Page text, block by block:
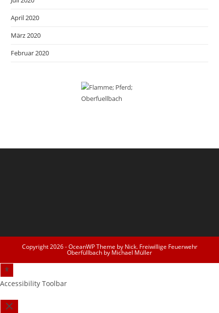
April 2020
März 2020
Februar 2020
Copyright 2026 - OceanWP Theme by Nick. Freiwillige Feuerwehr
Oberfüllbach by Michael Müller
Accessibility Toolbar
close